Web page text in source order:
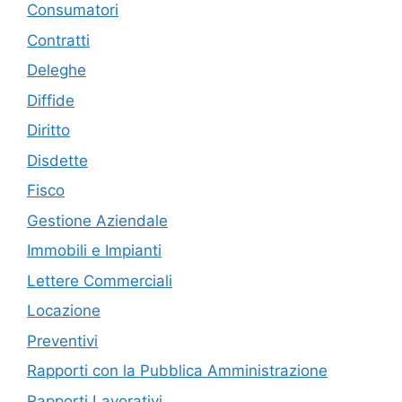
Consumatori
Contratti
Deleghe
Diffide
Diritto
Disdette
Fisco
Gestione Aziendale
Immobili e Impianti
Lettere Commerciali
Locazione
Preventivi
Rapporti con la Pubblica Amministrazione